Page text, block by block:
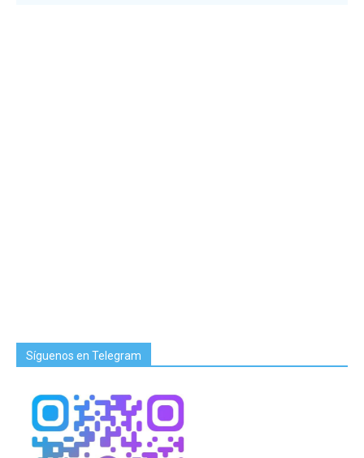
Síguenos en Telegram